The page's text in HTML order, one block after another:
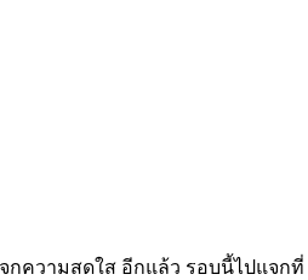
กความสดใส อีกแล้ว รอบนี้ไปแจกที่